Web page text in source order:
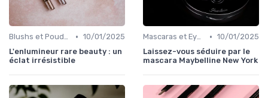
Blushs et Poudres • 10/01/2025
L'enlumineur rare beauty : un
éclat irrésistible
Mascaras et Eyeliners • 10/01/2025
Laissez-vous séduire par le
mascara Maybelline New York